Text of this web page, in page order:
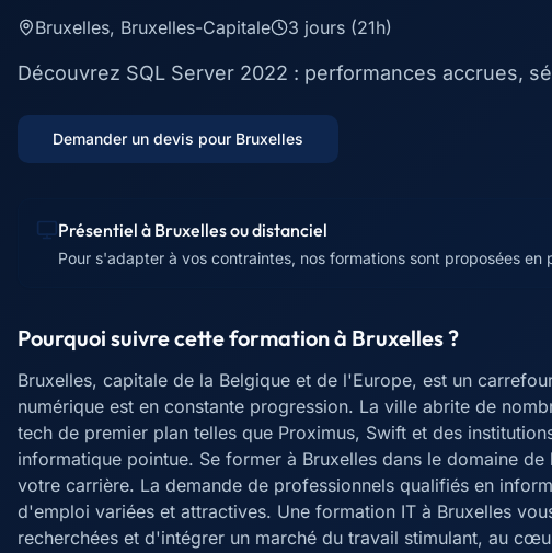
Bruxelles, Bruxelles-Capitale 3 jours (21h)
Découvrez SQL Server 2022 : performances accrues,
Demander un devis pour Bruxelles
Présentiel à Bruxellesou distanciel
Pour s'adapter à vos contraintes, nos formations sont proposées
Pourquoi suivre cette formation à Bruxelles?
Bruxelles, capitale de la Belgique et de l'Europe, est un
numérique est en constante progression. La ville abrite de
tech de premier plan telles que Proximus, Swift et des
informatique pointue. Se former à Bruxelles dans le domaine
votre carrière. La demande de professionnels qualifiés en
d'emploi variées et attractives. Une formation IT à Bruxelles
recherchées et d'intégrer un marché du travail stimulant, au